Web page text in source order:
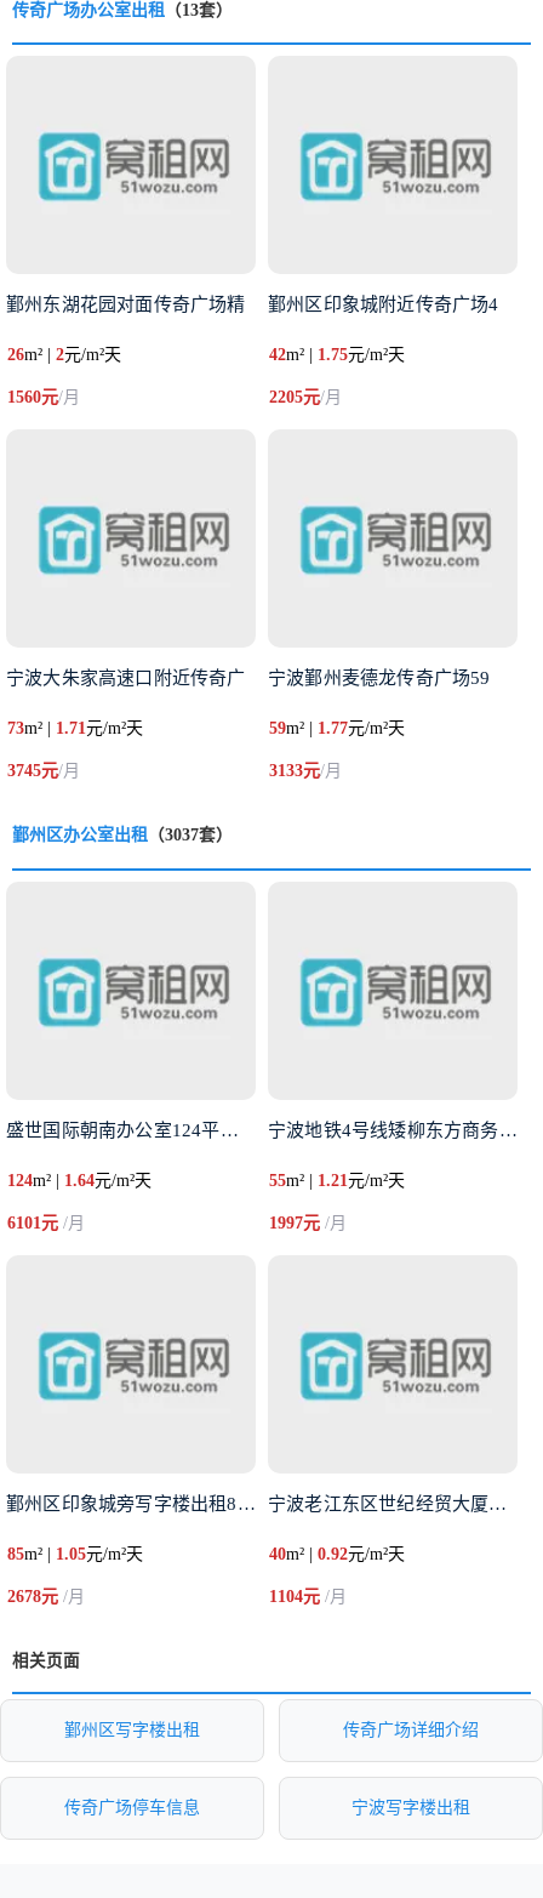
传奇广场办公室出租 （13套）
鄞州东湖花园对面传奇广场精
26m² | 2元/m²天
1560元/月
鄞州区印象城附近传奇广场4
42m² | 1.75元/m²天
2205元/月
宁波大朱家高速口附近传奇广
73m² | 1.71元/m²天
3745元/月
宁波鄞州麦德龙传奇广场59
59m² | 1.77元/m²天
3133元/月
鄞州区办公室出租 （3037套）
盛世国际朝南办公室124平米出
124m² | 1.64元/m²天
6101元 /月
宁波地铁4号线矮柳东方商务中心
55m² | 1.21元/m²天
1997元/月
鄞州区印象城旁写字楼出租85平
85m² | 1.05元/m²天
2678元 /月
宁波老江东区世纪经贸大厦全新精
40m² |0.92元/m²天
1104元/月
相关页面
鄞州区写字楼出租 传奇广场详细介绍
传奇广场停车信息 宁波写字楼出租